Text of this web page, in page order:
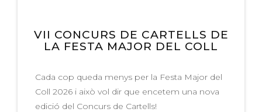
VII CONCURS DE CARTELLS DE
LA FESTA MAJOR DEL COLL
Cada cop queda menys per la Festa Major del
Coll 2026 i això vol dir que encetem una nova
edició del Concurs de Cartells!